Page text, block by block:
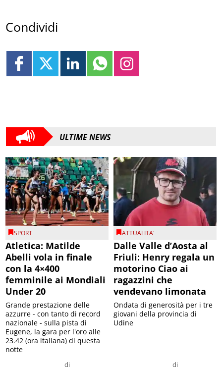
Condividi
ULTIME NEWS
SPORT
Atletica: Matilde
Abelli vola in finale
con la 4×400
femminile ai Mondiali
Under 20
di
Grande prestazione delle
azzurre - con tanto di record
nazionale - sulla pista di
Eugene, la gara per l'oro alle
23.42 (ora italiana) di questa
notte
ATTUALITA'
Dalle Valle d’Aosta al
Friuli: Henry regala un
motorino Ciao ai
ragazzini che
vendevano limonata
di
Ondata di generosità per i tre
giovani della provincia di
Udine